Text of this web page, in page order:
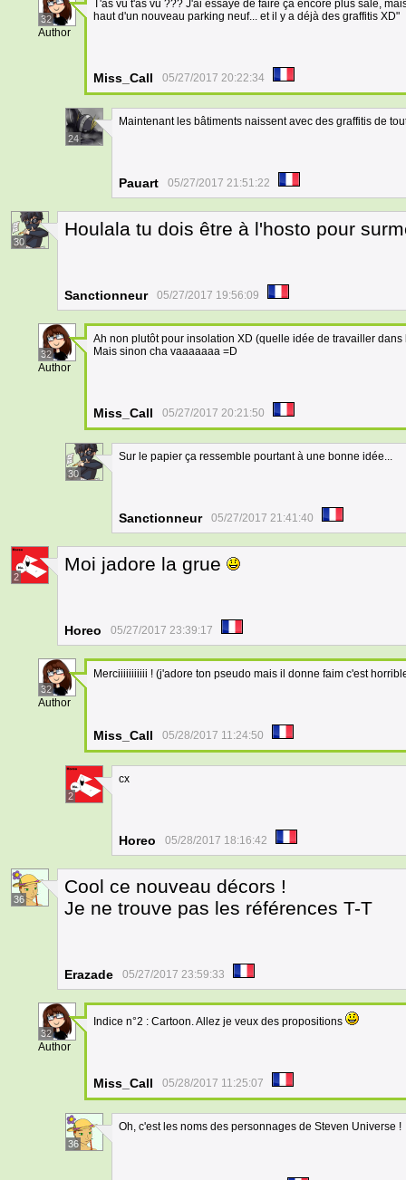
32
Author
T'as vu t'as vu ??? J'ai essayé de faire ça encore plus sale,
haut d'un nouveau parking neuf... et il y a déjà des graffitis XD"
Miss_Call 05/27/2017 20:22:34
24
Maintenant les bâtiments naissent avec des graffitis de
Pauart 05/27/2017 21:51:22
30
Houlala tu dois être à l'hosto pour
Sanctionneur 05/27/2017 19:56:09
32
Author
Ah non plutôt pour insolation XD (quelle idée de travailler
Mais sinon cha vaaaaaaa =D
Miss_Call 05/27/2017 20:21:50
30
Sur le papier ça ressemble pourtant à une bonne idée...
Sanctionneur 05/27/2017 21:41:40
2
Moi jadore la grue
Horeo 05/27/2017 23:39:17
32
Author
Merciiiiiiiiiii ! (j'adore ton pseudo mais il donne faim c'est
Miss_Call 05/28/2017 11:24:50
2
cx
Horeo 05/28/2017 18:16:42
36
Cool ce nouveau décors !
Je ne trouve pas les références T-T
Erazade 05/27/2017 23:59:33
32
Author
Indice n°2 : Cartoon. Allez je veux des propositions
Miss_Call 05/28/2017 11:25:07
36
Oh, c'est les noms des personnages de Steven Universe !